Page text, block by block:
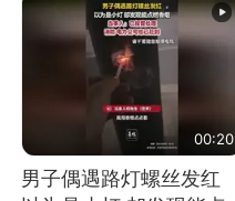
消息）
00:20
男子偶遇路灯螺丝发红